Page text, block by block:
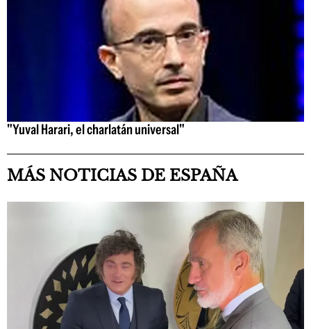
"Yuval Harari, el charlatán universal"
MÁS NOTICIAS DE ESPAÑA